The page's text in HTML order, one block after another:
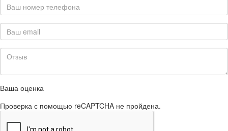
Ваша оценка
Проверка с помощью reCAPTCHA не пройдена.